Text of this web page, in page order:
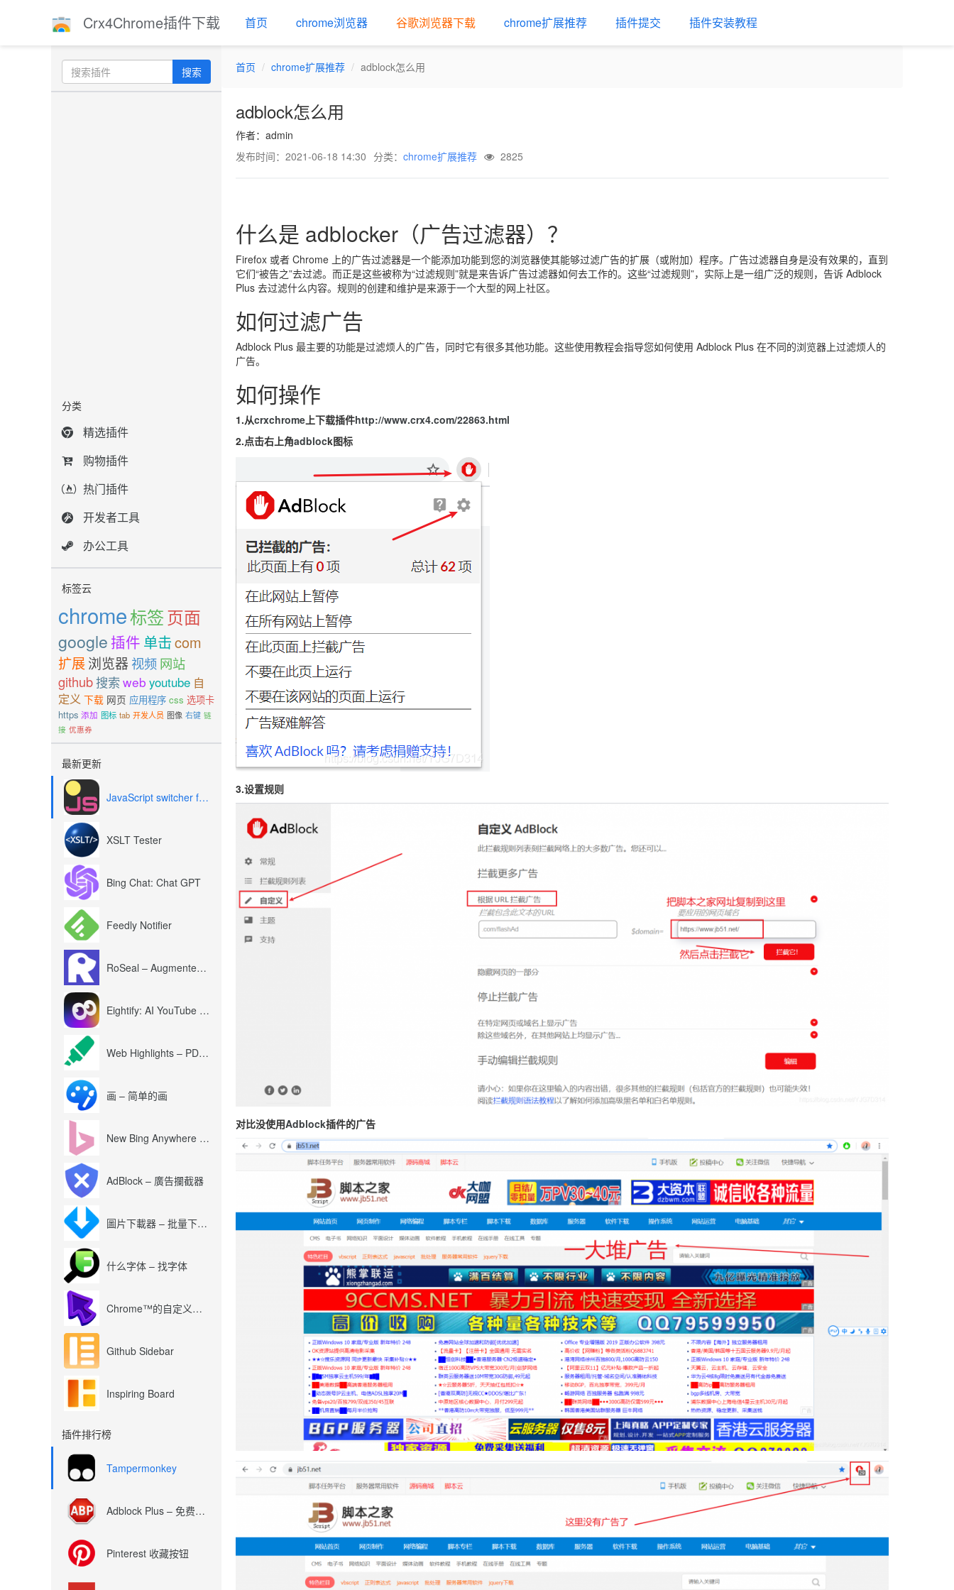
Crx4Chrome插件下载 首页 chrome浏览器 谷歌浏览器下载 chrome扩展推荐 插件提交 插件安装教程
搜索
分类
精选插件
购物插件
热门插件
开发者工具
办公工具
标签云
chrome标签页面
google 插件 单击com
扩展浏览器 视频网站
github搜索web youtube 自
定义 下载 网页 应用程序 css 选项卡
https 添加 图标 tab 开发人员 图像 右键 链
接 优惠券
最新更新
JavaScript switcher for SEO and development
XSLT Tester
Bing Chat: Chat GPT
Feedly Notifier
RoSeal – Augmented Roblox Experience
Eightify: AI YouTube Summary with ChatGPT
Web Highlights – PDF & Web Highlighter
画 – 简单的画
New Bing Anywhere (Bing Chat GPT-4)
AdBlock – 廣告攔截器
圖片下載器 – 批量下載圖片
什么字体 – 找字体
Chrome™的自定义光标
Github Sidebar
Inspiring Board
插件排行榜
Tampermonkey
Adblock Plus – 免费的广告拦截器
Pinterest 收藏按钮
首页 chrome扩展推荐 adblock怎么用
adblock怎么用
作者：admin
发布时间：2021-06-18 14:30 分类： chrome扩展推荐 2825
什么是 adblocker（广告过滤器）？
Firefox 或者 Chrome 上的广告过滤器是一个能添加功能到您的浏览器使其能够过滤广告的扩展（或附加）程序。广告过滤器自身是没有效果的，直到
它们“被告之”去过滤。而正是这些被称为“过滤规则”就是来告诉广告过滤器如何去工作的。这些“过滤规则”，实际上是一组广泛的规则，告诉 Adblock
Plus 去过滤什么内容。规则的创建和维护是来源于一个大型的网上社区。
如何过滤广告
Adblock Plus 最主要的功能是过滤烦人的广告，同时它有很多其他功能。这些使用教程会指导您如何使用 Adblock Plus 在不同的浏览器上过滤烦人的
广告。
如何操作
1.从crxchrome上下载插件http://www.crx4.com/22863.html
2.点击右上角adblock图标
3.设置规则
对比没使用Adblock插件的广告